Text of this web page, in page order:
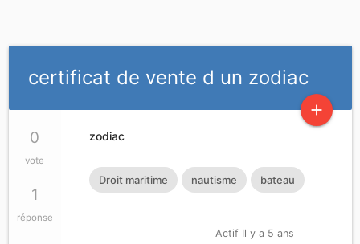
certificat de vente d un zodiac
add
0
vote
1
réponse
zodiac
Droit maritime nautisme bateau
Actif Il y a 5 ans